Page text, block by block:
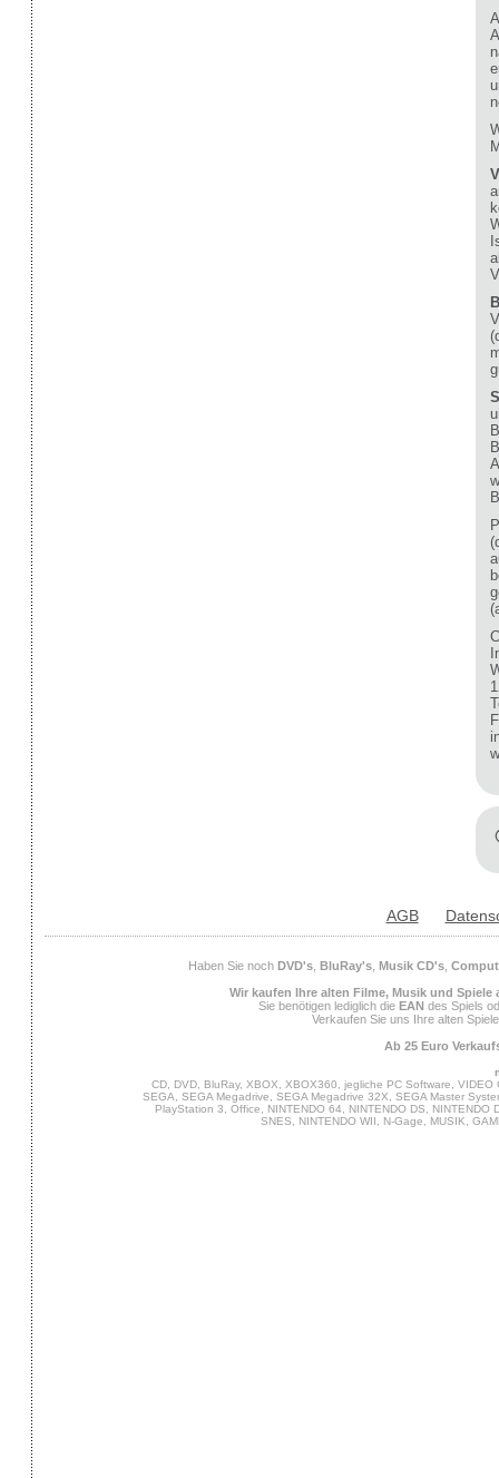
AGB
Haben Sie noch DVD's, BluRay's, Musik CD's,
Wir kaufen Ihre alten Filme, Musik und Spiele
Sie benötigen lediglich die EAN des Spiels
Verkaufen Sie uns Ihre alten
Ab 25 Euro
CD, DVD, BluRay, XBOX, XBOX360, jegliche PC Software,
SEGA, SEGA Megadrive, SEGA Megadrive 32X, SEGA Master
PlayStation 3, Office, NINTENDO 64, NINTENDO DS,
SNES, NINTENDO WII, N-Gage, MUSIK,